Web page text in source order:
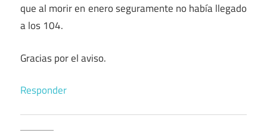
que al morir en enero seguramente no había llegado
a los 104.
Gracias por el aviso.
Responder